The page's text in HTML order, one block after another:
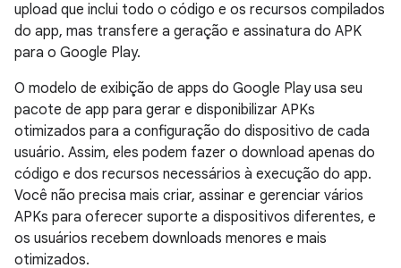
upload que inclui todo o código e os recursos compilados
do app, mas transfere a geração e assinatura do APK
para o Google Play.
O modelo de exibição de apps do Google Play usa seu
pacote de app para gerar e disponibilizar APKs
otimizados para a configuração do dispositivo de cada
usuário. Assim, eles podem fazer o download apenas do
código e dos recursos necessários à execução do app.
Você não precisa mais criar, assinar e gerenciar vários
APKs para oferecer suporte a dispositivos diferentes, e
os usuários recebem downloads menores e mais
otimizados.